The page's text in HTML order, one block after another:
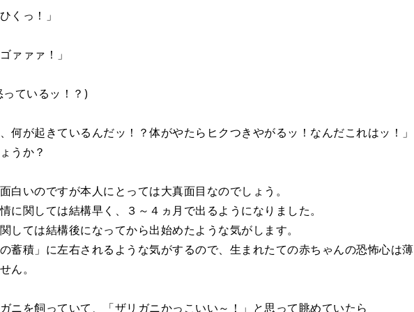
くっ！」
ァァァ！」
ているッ！？)
何が起きているんだッ！？体がやたらヒクつきやがるッ！なんだこれはッ！」
うか？
白いのですが本人にとっては大真面目なのでしょう。
に関しては結構早く、３～４ヵ月で出るようになりました。
しては結構後になってから出始めたような気がします。
蓄積」に左右されるような気がするので、生まれたての赤ちゃんの恐怖心は薄
ん。
ニを飼っていて、「ザリガニかっこいい～！」と思って眺めていたら